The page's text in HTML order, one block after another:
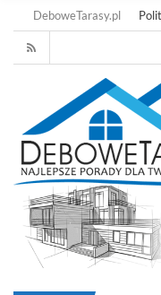
DeboweTarasy.pl